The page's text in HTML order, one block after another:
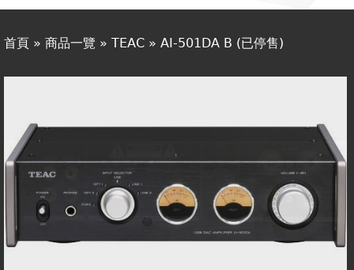
視聽專欄
購物須知
線上商城
您
這
裡
首頁 » 商品一覽 » TEAC » AI-501DA B (已停售)